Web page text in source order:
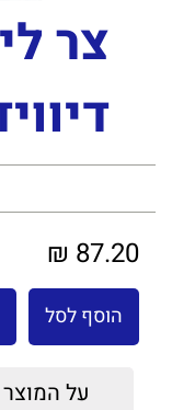
צר
87.20 ₪
הוסף לסל
על המוצר